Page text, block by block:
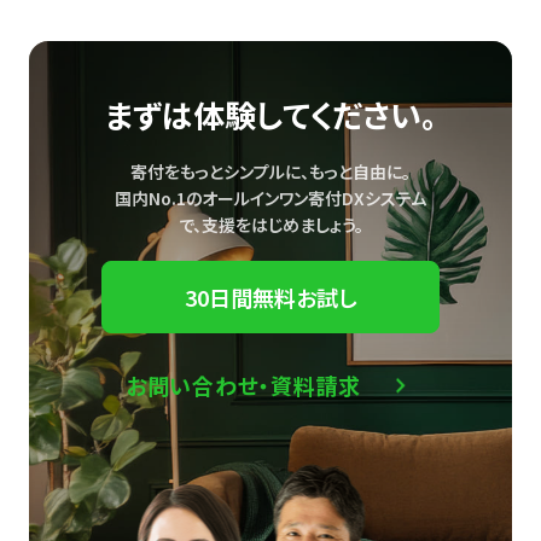
まずは体験してください。
寄付をもっとシンプルに、もっと自由に。
国内No.1のオールインワン寄付DXシステム
で、支援をはじめましょう。
30日間無料お試し
お問い合わせ・資料請求